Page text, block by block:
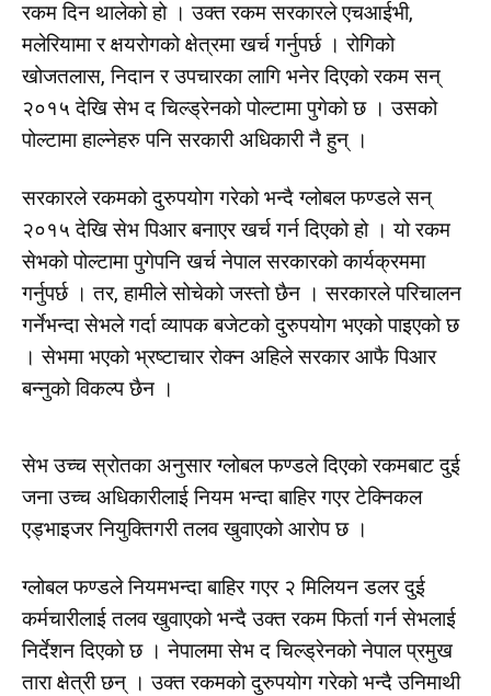
रकम दिन थालेको हो । उक्त रकम सरकारले एचआईभी,
मलेरियामा र क्षयरोगको क्षेत्रमा खर्च गर्नुपर्छ । रोगिको
खोजतलास, निदान र उपचारका लागि भनेर दिएको रकम सन्
२०१५ देखि सेभ द चिल्ड्रेनको पोल्टामा पुगेको छ । उसको
पोल्टामा हाल्नेहरु पनि सरकारी अधिकारी नै हुन् ।
सरकारले रकमको दुरुपयोग गरेको भन्दै ग्लोबल फण्डले सन्
२०१५ देखि सेभ पिआर बनाएर खर्च गर्न दिएको हो । यो रकम
सेभको पोल्टामा पुगेपनि खर्च नेपाल सरकारको कार्यक्रममा
गर्नुपर्छ । तर, हामीले सोचेको जस्तो छैन । सरकारले परिचालन
गर्नेभन्दा सेभले गर्दा व्यापक बजेटको दुरुपयोग भएको पाइएको छ
। सेभमा भएको भ्रष्टाचार रोक्न अहिले सरकार आफै पिआर
बन्नुको विकल्प छैन ।
सेभ उच्च स्रोतका अनुसार ग्लोबल फण्डले दिएको रकमबाट दुई
जना उच्च अधिकारीलाई नियम भन्दा बाहिर गएर टेक्निकल
एड्भाइजर नियुक्तिगरी तलव खुवाएको आरोप छ ।
ग्लोबल फण्डले नियमभन्दा बाहिर गएर २ मिलियन डलर दुई
कर्मचारीलाई तलव खुवाएको भन्दै उक्त रकम फिर्ता गर्न सेभलाई
निर्देशन दिएको छ । नेपालमा सेभ द चिल्ड्रेनको नेपाल प्रमुख
तारा क्षेत्री छन् । उक्त रकमको दुरुपयोग गरेको भन्दै उनिमाथी